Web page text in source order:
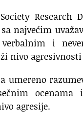
najvećim
i
nivo agresivnosti
umereno
ocenama
agresije.